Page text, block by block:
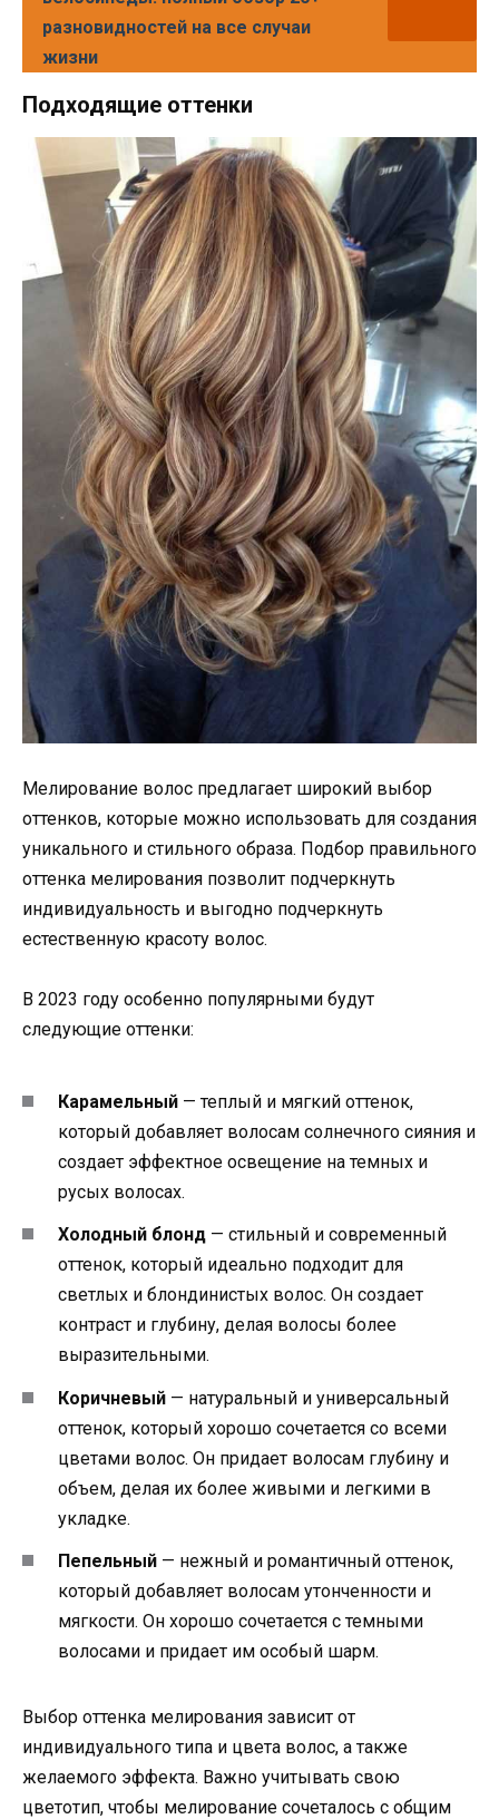
разновидностей на все случаи
жизни
Подходящие оттенки
Мелирование волос предлагает широкий выбор
оттенков, которые можно использовать для создания
уникального и стильного образа. Подбор правильного
оттенка мелирования позволит подчеркнуть
индивидуальность и выгодно подчеркнуть
естественную красоту волос.
В 2023 году особенно популярными будут
следующие оттенки:
Карамельный — теплый и мягкий оттенок,
который добавляет волосам солнечного сияния и
создает эффектное освещение на темных и
русых волосах.
Холодный блонд — стильный и современный
оттенок, который идеально подходит для
светлых и блондинистых волос. Он создает
контраст и глубину, делая волосы более
выразительными.
Коричневый — натуральный и универсальный
оттенок, который хорошо сочетается со всеми
цветами волос. Он придает волосам глубину и
объем, делая их более живыми и легкими в
укладке.
Пепельный — нежный и романтичный оттенок,
который добавляет волосам утонченности и
мягкости. Он хорошо сочетается с темными
волосами и придает им особый шарм.
Выбор оттенка мелирования зависит от
индивидуального типа и цвета волос, а также
желаемого эффекта. Важно учитывать свою
цветотип, чтобы мелирование сочеталось с общим